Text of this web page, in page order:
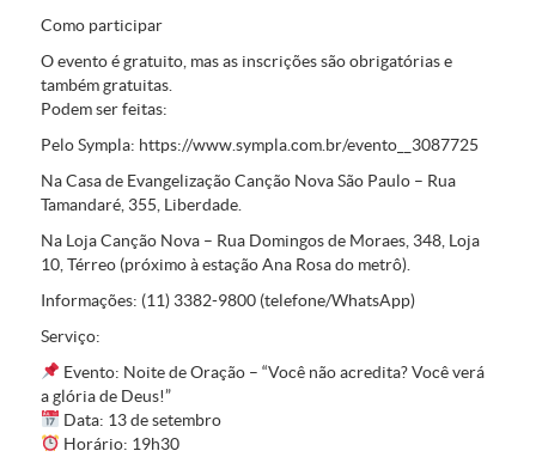
Como participar
O evento é gratuito, mas as inscrições são obrigatórias e
também gratuitas.
Podem ser feitas:
Pelo Sympla: https://www.sympla.com.br/evento__3087725
Na Casa de Evangelização Canção Nova São Paulo – Rua
Tamandaré, 355, Liberdade.
Na Loja Canção Nova – Rua Domingos de Moraes, 348, Loja
10, Térreo (próximo à estação Ana Rosa do metrô).
Informações: (11) 3382-9800 (telefone/WhatsApp)
Serviço:
Evento: Noite de Oração – “Você não acredita? Você verá
a glória de Deus!”
Data: 13 de setembro
Horário: 19h30